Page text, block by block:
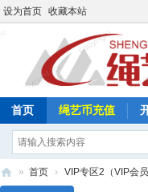
设为首页 收藏本站
首页 绳艺币充值
» 首页 › VIP专区2（VIP会